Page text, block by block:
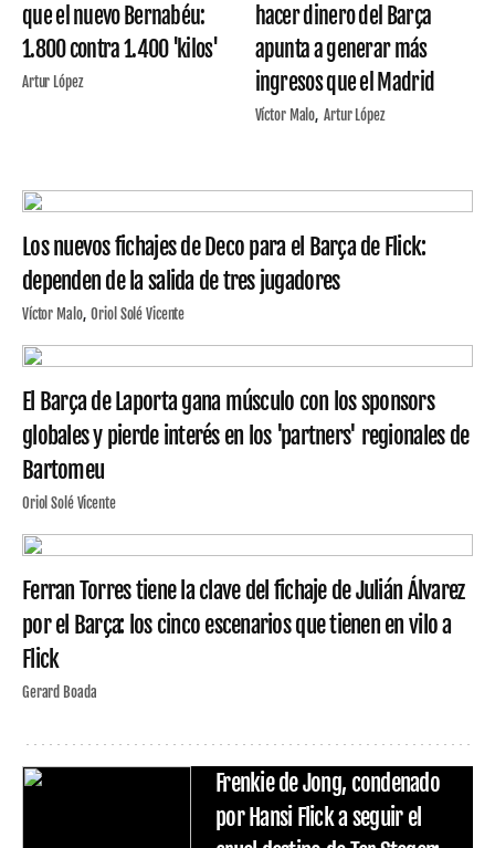
que el nuevo Bernabéu:
1.800 contra 1.400 'kilos'
Artur López
hacer dinero del Barça
apunta a generar más
ingresos que el Madrid
Víctor Malo Artur López
Los nuevos fichajes de Deco para el Barça de Flick:
dependen de la salida de tres jugadores
Víctor Malo Oriol Solé Vicente
El Barça de Laporta gana músculo con los sponsors
globales y pierde interés en los 'partners' regionales de
Bartomeu
Oriol Solé Vicente
Ferran Torres tiene la clave del fichaje de Julián Álvarez
por el Barça: los cinco escenarios que tienen en vilo a
Flick
Gerard Boada
Frenkie de Jong, condenado
por Hansi Flick a seguir el